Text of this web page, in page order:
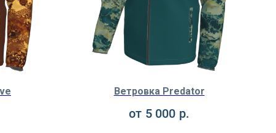
Ветровка Predator
от 5 000 р.